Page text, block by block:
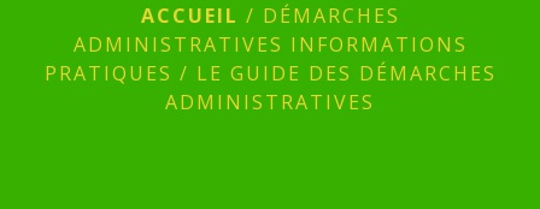
ACCUEIL / DÉMARCHES
ADMINISTRATIVES INFORMATIONS
PRATIQUES / LE GUIDE DES DÉMARCHES
ADMINISTRATIVES